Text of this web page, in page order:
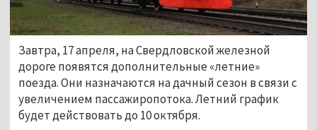
Завтра, 17 апреля, на Свердловской железной
дороге появятся дополнительные «летние»
поезда. Они назначаются на дачный сезон в связи с
увеличением пассажиропотока. Летний график
будет действовать до 10 октября.